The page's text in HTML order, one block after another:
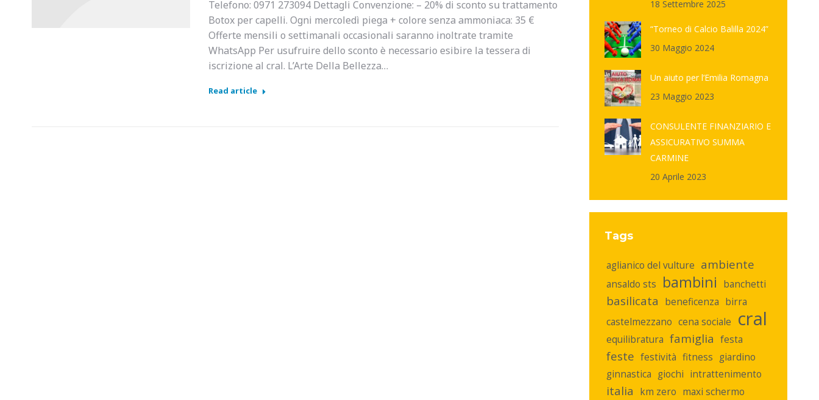
Telefono: 0971 273094 Dettagli Convenzione: – 20% di sconto su trattamento
Botox per capelli. Ogni mercoledì piega + colore senza ammoniaca: 35 €
Offerte mensili o settimanali occasionali saranno inoltrate tramite
WhatsApp Per usufruire dello sconto è necessario esibire la tessera di
iscrizione al cral. L’Arte Della Bellezza…
Read article
18 Settembre 2025
“Torneo di Calcio Balilla 2024”
30 Maggio 2024
Un aiuto per l’Emilia Romagna
23 Maggio 2023
CONSULENTE FINANZIARIO E
ASSICURATIVO SUMMA
CARMINE
20 Aprile 2023
Tags
aglianico del vulture ambiente
ansaldo sts bambini banchetti
basilicata beneficenza birra
castelmezzano cena sociale cral
equilibratura famiglia festa
feste festività fitness giardino
ginnastica giochi intrattenimento
italia km zero maxi schermo